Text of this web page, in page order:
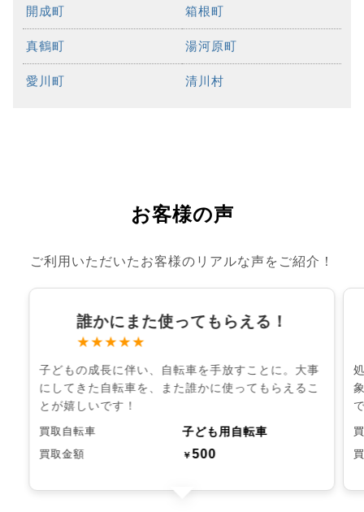
開成町 箱根町
真鶴町 湯河原町
愛川町 清川村
お客様の声
ご利用いただいたお客様のリアルな声をご紹介！
誰かにまた使ってもらえる！
★★★★★
子どもの成長に伴い、自転車を手放すことに。大事
にしてきた自転車を、また誰かに使ってもらえるこ
とが嬉しいです！
買取自転車 子ども用自転車
買取金額 ￥500